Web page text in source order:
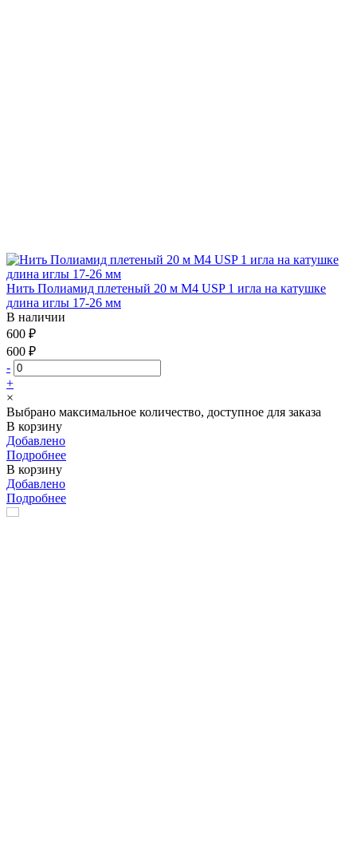
Нить Полиамид плетеный 20 м М4 USP 1 игла на катушке
длина иглы 17-26 мм
В наличии
600 ₽
600 ₽
-
+
×
Выбрано максимальное количество, доступное для заказа
В корзину
Добавлено
Подробнее
В корзину
Добавлено
Подробнее